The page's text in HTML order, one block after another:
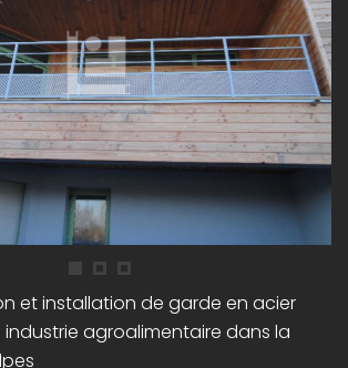
NOS RÉFÉRENCES
ACTUALITÉS/ PRESSE
CONTACT
et installation de garde en acier
agroalimentaire dans la